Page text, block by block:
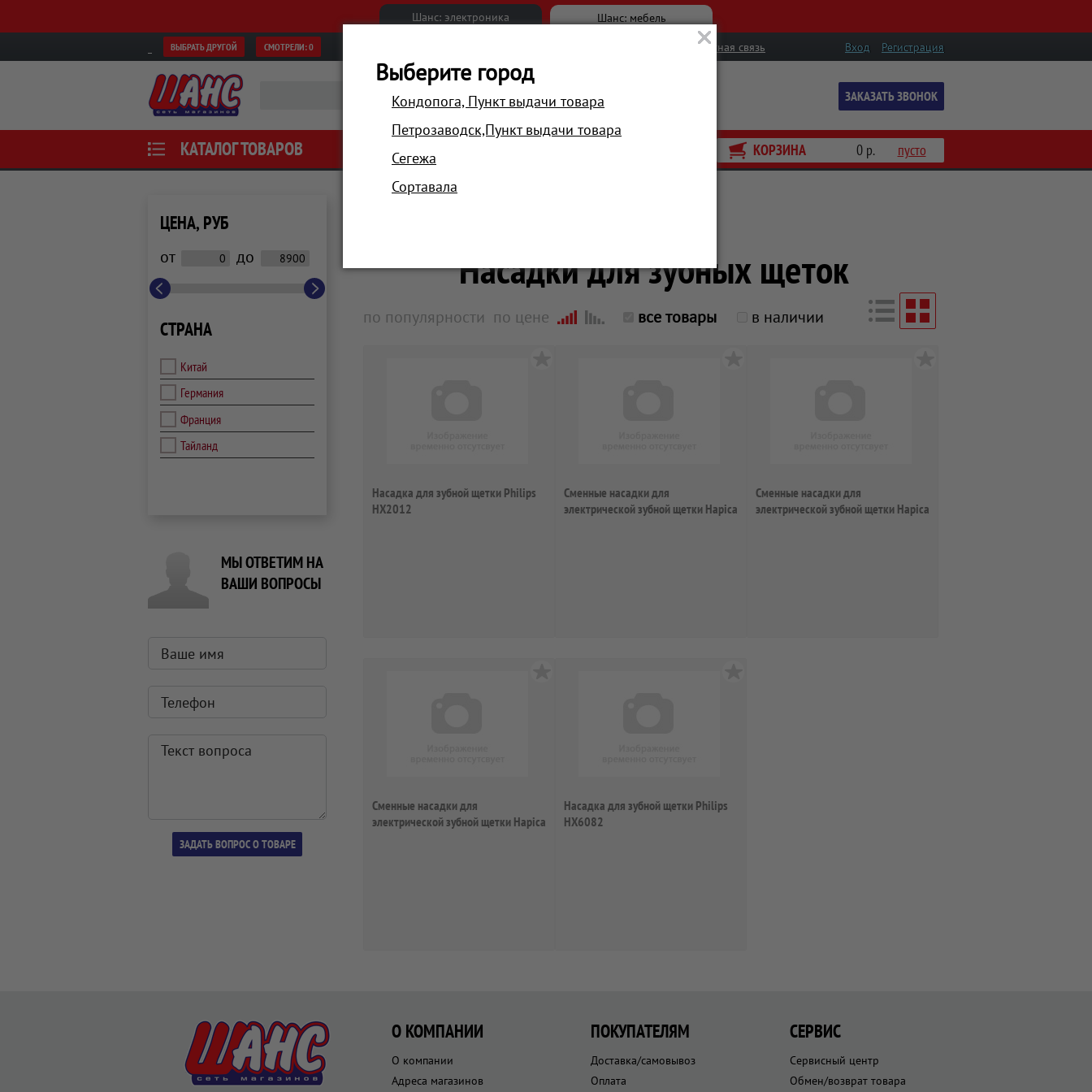
Шанс: электроника Шанс: мебель
ВЫБРАТЬ ДРУГОЙ СМОТРЕЛИ:0 Вход Регистрация
Обратная связь
ЗАКАЗАТЬ ЗВОНОК
КАТАЛОГ ТОВАРОВ АКЦИИ КОРЗИНА 0 р. пусто
ЦЕНА, РУБ
от до
СТРАНА
Китай
Германия
Франция
Тайланд
МЫ ОТВЕТИМ НА
ВАШИ ВОПРОСЫ
Насадки для зубных щеток
по популярности по цене все товары в наличии
Насадка для зубной щетки Philips
HX2012
Сменные насадки для
электрической зубной щетки Hapica
Сменные насадки для
электрической зубной щетки Hapica
Сменные насадки для
электрической зубной щетки Hapica
Насадка для зубной щетки Philips
HX6082
О КОМПАНИИ
О компании
Адреса магазинов
ПОКУПАТЕЛЯМ
Доставка/самовывоз
Оплата
СЕРВИС
Сервисный центр
Обмен/возврат товара
Выберите город
Кондопога, Пункт выдачи товара
Петрозаводск,Пункт выдачи товара
Сегежа
Сортавала